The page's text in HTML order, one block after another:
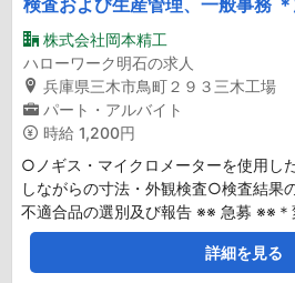
検査および生産管理、一般事務 ＊
株式会社岡本精工
ハローワーク明石の求人
兵庫県三木市鳥町２９３三木工場
パート・アルバイト
時給 1,200円
○ノギス・マイクロメーターを使用し
しながらの寸法・外観検査○検査結果
不適合品の選別及び報告 ※※ 急募 ※※＊
詳細を見る